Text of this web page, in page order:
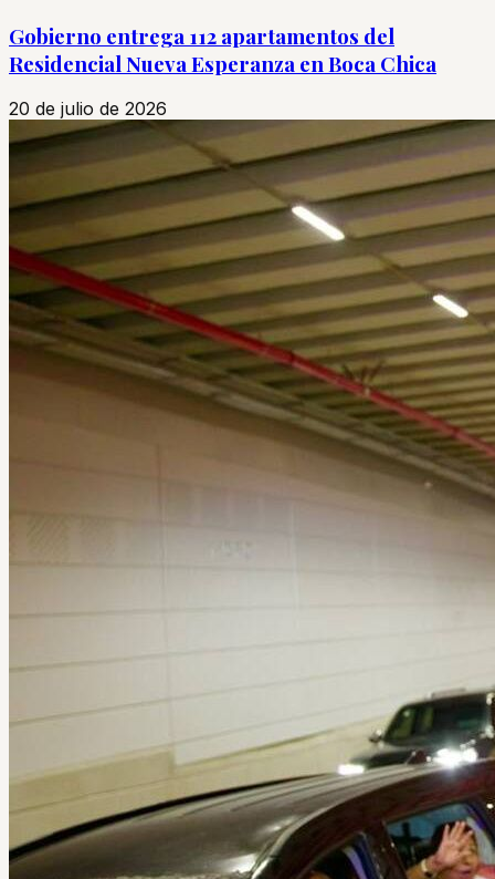
Gobierno entrega 112 apartamentos del
Residencial Nueva Esperanza en Boca Chica
20 de julio de 2026